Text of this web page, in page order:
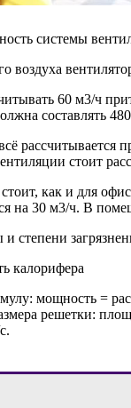
системы
воздуха
60 м3/ч
составлять
рассчитывается
стоит
как и для
на 30 м3/ч. В
степени
калорифера
мощность =
решетки: